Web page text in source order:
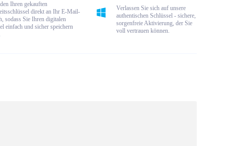
Ihren gekauften
direkt an Ihr E-Mail-
sodass Sie Ihren digitalen
einfach und sicher speichern
Verlassen Sie sich auf unsere
authentischen Schlüssel - sichere,
sorgenfreie Aktivierung, der Sie
voll vertrauen können.